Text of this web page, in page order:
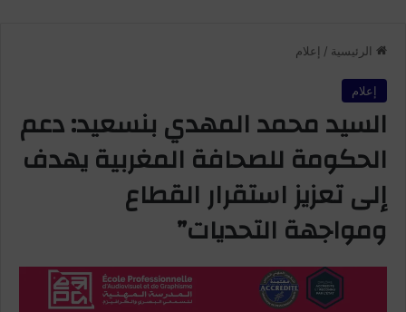
الرئيسية / إعلام
إعلام
السيد محمد المهدي بنسعيد: دعم
الحكومة للصحافة المغربية يهدف
إلى تعزيز استقرار القطاع
ومواجهة التحديات”